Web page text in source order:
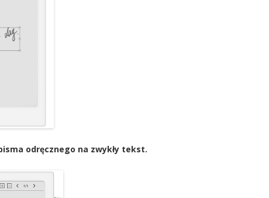
odręcznego na zwykły tekst.